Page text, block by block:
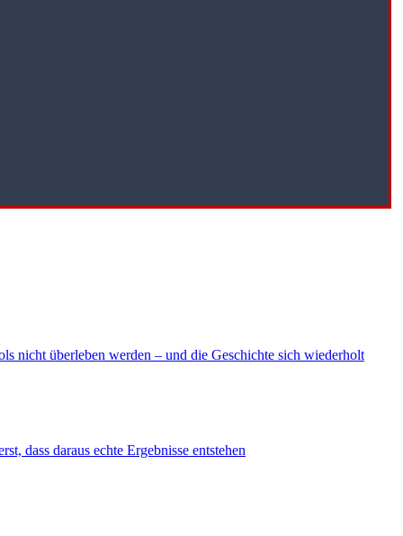
nicht überleben werden – und die Geschichte sich wiederholt
dass daraus echte Ergebnisse entstehen